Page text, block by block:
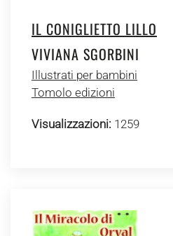
IL CONIGLIETTO LILLO
VIVIANA SGORBINI
Illustrati per bambini
Tomolo edizioni
Visualizzazioni: 1259